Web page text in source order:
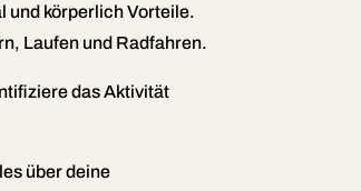
und körperlich Vorteile.
Laufen und Radfahren.
das Aktivität
über deine